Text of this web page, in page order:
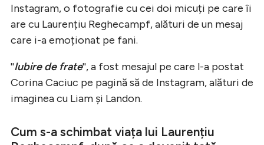
Instagram, o fotografie cu cei doi micuți pe care îi
are cu Laurențiu Reghecampf, alături de un mesaj
care i-a emoționat pe fani.
''Iubire de frate'', a fost mesajul pe care l-a postat
Corina Caciuc pe pagină să de Instagram, alături de
imaginea cu Liam și Landon.
Cum s-a schimbat viața lui Laurențiu